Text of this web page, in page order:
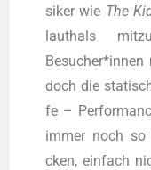
si­ker wie The
laut­hals
doch die
fe –
immer noch so
cken, ein­fach